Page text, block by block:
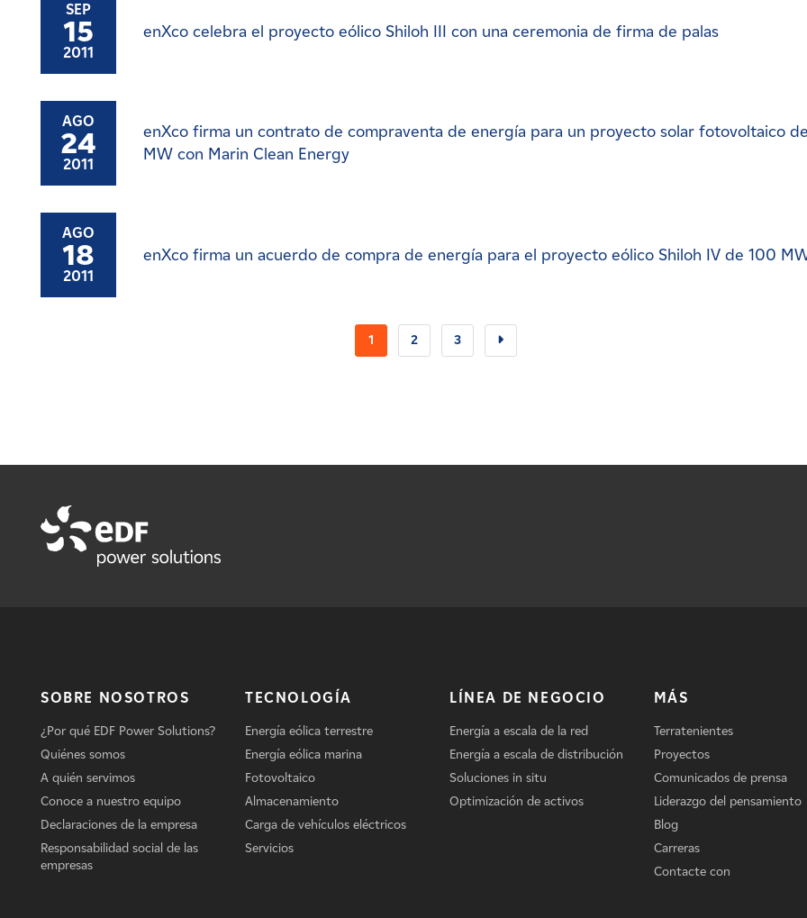
SEP
15
2011
enXco celebra el proyecto eólico Shiloh III con una ceremonia de firma de palas
AGO
24
2011
enXco firma un contrato de compraventa de energía para un proyecto solar fotovoltaico
MW con Marin Clean Energy
AGO
18
2011
enXco firma un acuerdo de compra de energía para el proyecto eólico Shiloh IV de 100
1 2 3
SOBRE NOSOTROS
¿Por qué EDF Power Solutions?
Quiénes somos
A quién servimos
Conoce a nuestro equipo
Declaraciones de la empresa
Responsabilidad social de las
empresas
TECNOLOGÍA
Energía eólica terrestre
Energía eólica marina
Fotovoltaico
Almacenamiento
Carga de vehículos eléctricos
Servicios
LÍNEA DE NEGOCIO
Energía a escala de la red
Energía a escala de distribución
Soluciones in situ
Optimización de activos
MÁS
Terratenientes
Proyectos
Comunicados de prensa
Liderazgo del pensamiento
Blog
Carreras
Contacte con